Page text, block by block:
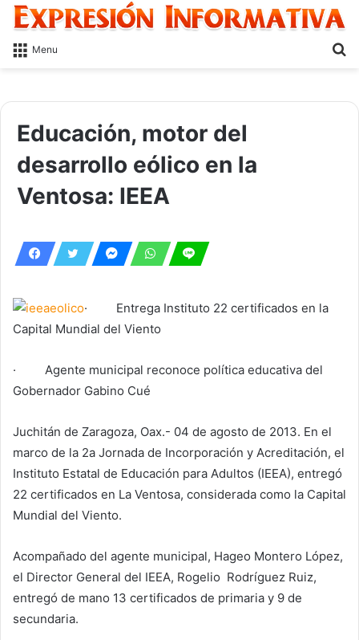
Menu
Educación, motor del
desarrollo eólico en la
Ventosa: IEEA
· Entrega Instituto 22 certificados en la
Capital Mundial del Viento
· Agente municipal reconoce política educativa del
Gobernador Gabino Cué
Juchitán de Zaragoza, Oax.- 04 de agosto de 2013. En el
marco de la 2a Jornada de Incorporación y Acreditación, el
Instituto Estatal de Educación para Adultos (IEEA), entregó
22 certificados en La Ventosa, considerada como la Capital
Mundial del Viento.
Acompañado del agente municipal, Hageo Montero López,
el Director General del IEEA, Rogelio Rodríguez Ruiz,
entregó de mano 13 certificados de primaria y 9 de
secundaria.